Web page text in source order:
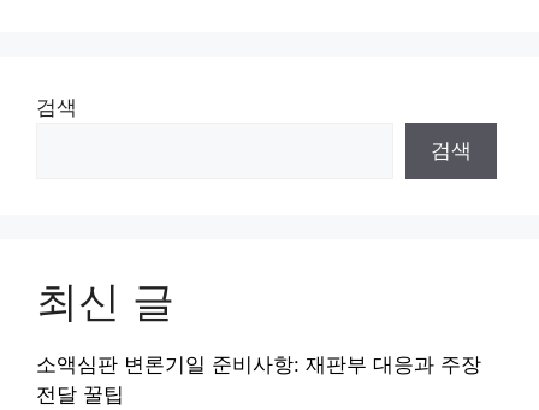
검색
검색
최신 글
소액심판 변론기일 준비사항: 재판부 대응과 주장
전달 꿀팁